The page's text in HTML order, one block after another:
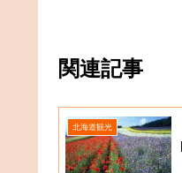
関連記事
北海道観光